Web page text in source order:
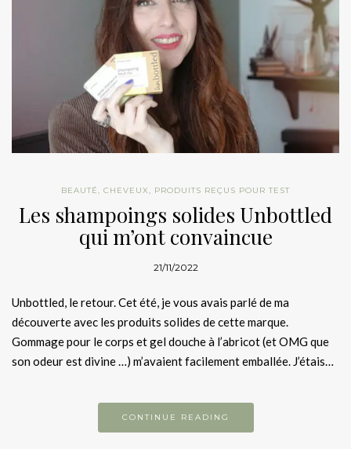
BEAUTÉ, CHEVEUX, PRODUITS REÇUS POUR TEST
Les shampoings solides Unbottled
qui m’ont convaincue
21/11/2022
Unbottled, le retour. Cet été, je vous avais parlé de ma
découverte avec les produits solides de cette marque.
Gommage pour le corps et gel douche à l’abricot (et OMG que
son odeur est divine …) m’avaient facilement emballée. J’étais…
CONTINUE READING